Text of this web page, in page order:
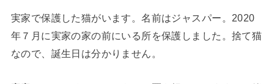
実家で保護した猫がいます。名前はジャスパー。2020
年７月に実家の家の前にいる所を保護しました。捨て猫
なので、誕生日は分かりません。